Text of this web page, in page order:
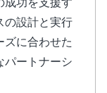
の設計と実行
ズに合わせた
パートナーシ